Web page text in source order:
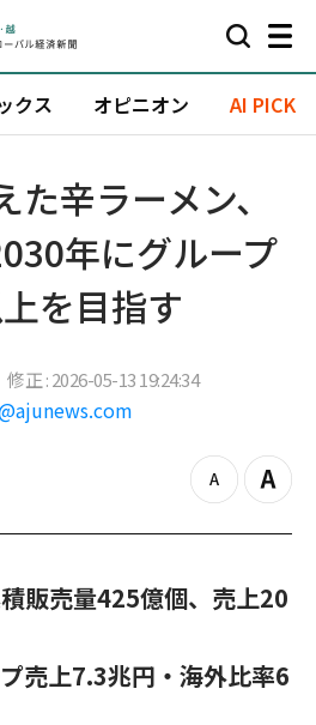
クス オピニオン AI PICK
辛ラーメン、
年にグループ
を目指す
修正 : 2026-05-13 19:24:34
z
o
u
Z
o
n
販売量425億個、売上20
売上7.3兆円・海外比率6